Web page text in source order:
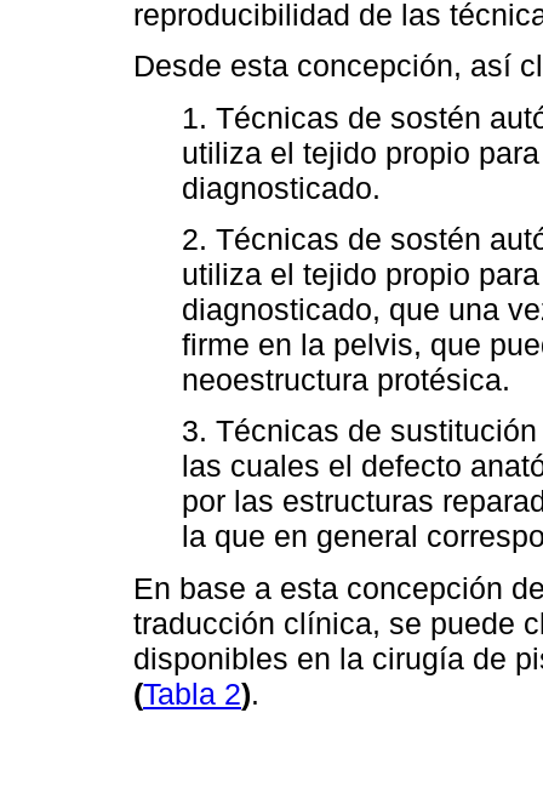
reproducibilidad de las
Desde esta concepción, así
1. Técnicas de sostén
utiliza el tejido propio
diagnosticado.
2. Técnicas de sostén
utiliza el tejido propio
diagnosticado, que una
firme en la pelvis, que
neoestructura protésica.
3. Técnicas de
las cuales el defecto
por las estructuras
la que en general
En base a esta concepción
traducción clínica, se puede
disponibles en la cirugía de
(Tabla 2).